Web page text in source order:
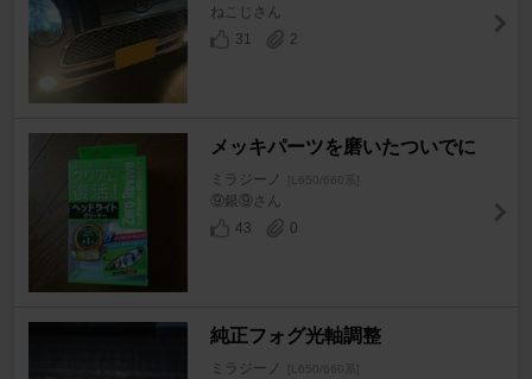
ねこじさん
31
2
メッキパーツを磨いたついでに
ミラジーノ [L650/660系]
⑨銀⑨さん
43
0
純正フォグ光軸調整
ミラジーノ [L650/660系]